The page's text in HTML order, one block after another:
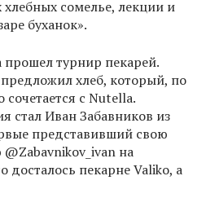
сомелье, лекции и
буханок».
турнир пекарей.
хлеб, который, по
с Nutella.
стал Иван Забавников из
представивший свою
на
досталось пекарне Valiko, а